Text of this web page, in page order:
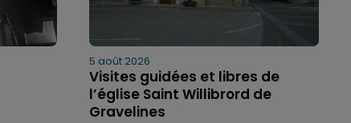
5 août 2026
Visites guidées et libres de
l’église Saint Willibrord de
Gravelines